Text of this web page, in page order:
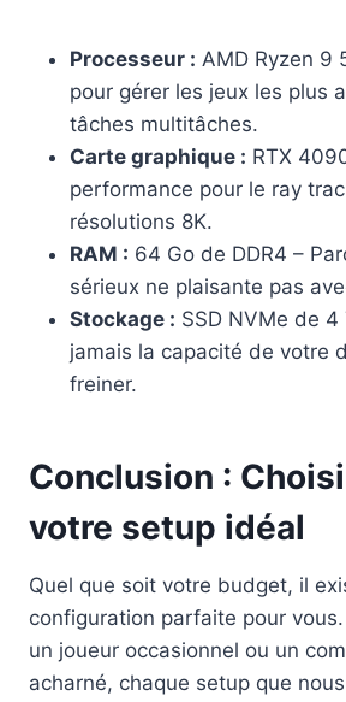
Processeur : AMD Ryzen 9
pour gérer les jeux les plus
tâches multitâches.
Carte graphique : RTX
performance pour le ray
résolutions 8K.
RAM : 64 Go de DDR4 –
sérieux ne plaisante pas
Stockage : SSD NVMe de
jamais la capacité de votre
freiner.
Conclusion :
votre setup idéal
Quel que soit votre budget, il
configuration parfaite pour
un joueur occasionnel ou un
acharné, chaque setup que